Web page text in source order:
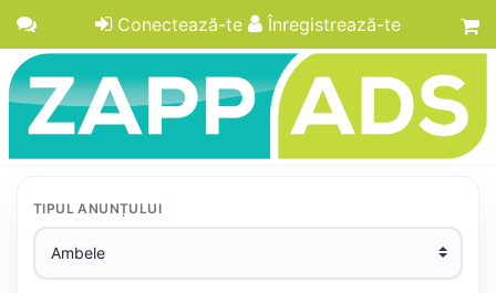
Conectează-te Înregistrează-te
TIPUL ANUNȚULUI